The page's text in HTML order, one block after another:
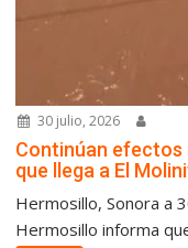
30 julio, 2026
Continúan efectos
que llega a El
Hermosillo, Sonora a
Hermosillo informa